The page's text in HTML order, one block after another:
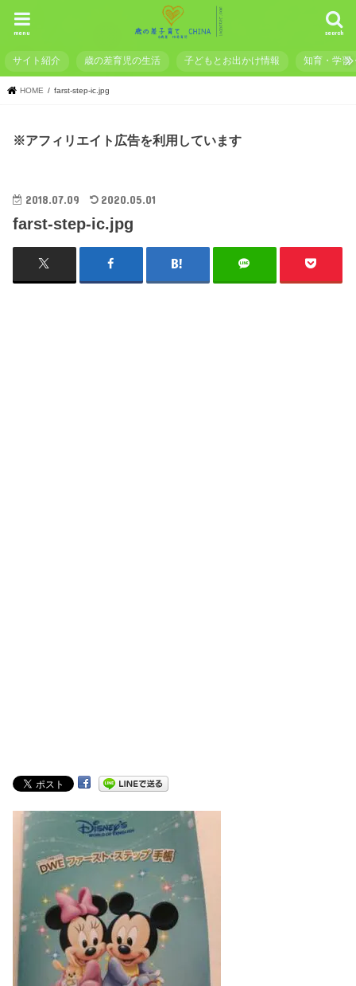
search
menu
サイト紹介 歳の差育児の生活 子どもとお出かけ情報 知育・学習
HOME farst-step-ic.jpg
※アフィリエイト広告を利用しています
2018.07.09 2020.05.01
farst-step-ic.jpg